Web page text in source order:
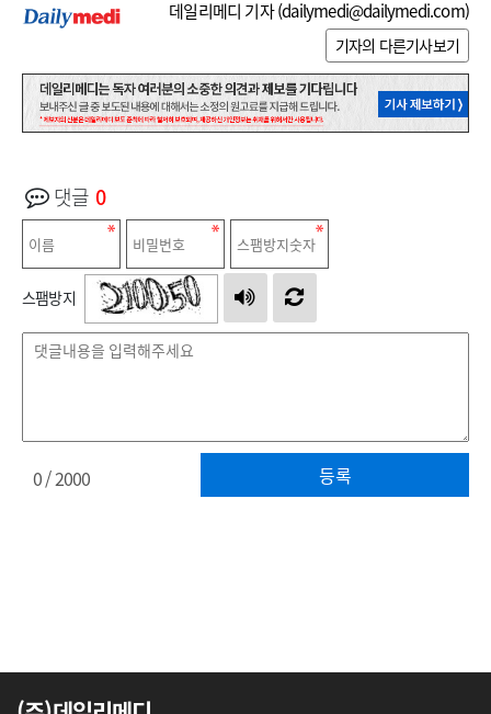
데일리메디 기자 (dailymedi@dailymedi.com)
기자의 다른기사보기
댓글 0
스팸방지
등록
0/ 2000